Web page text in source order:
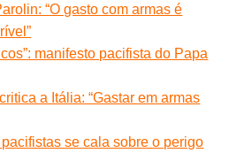
“O gasto com armas é
manifesto pacifista do Papa
a Itália: “Gastar em armas
se cala sobre o perigo